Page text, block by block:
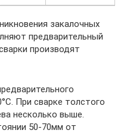
закалочных
предварительный
производят
При сварке толстого
несколько выше.
50-70мм от